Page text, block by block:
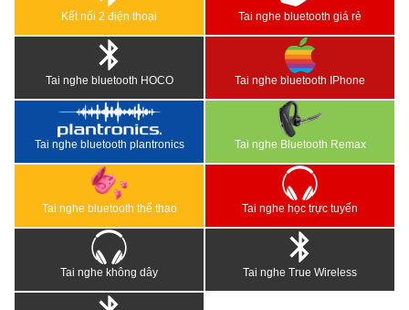
Kết nối 2 điện thoại Tai nghe bluetooth giá rẻ
Tai nghe bluetooth HOCO Tai nghe bluetooth IPhone
Tai nghe bluetooth plantronics Tai nghe Bluetooth Remax
Tai nghe bluetooth thể thao Tai nghe học trực tuyến
Tai nghe không dây Tai nghe True Wireless